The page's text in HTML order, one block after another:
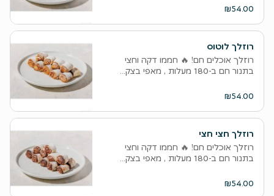
₪54.00
רוזלך לוטוס
רוזלך אוכלים חם! 🔥 חממו דקה וחצי
בתנור חם ב-180 מעלות , מאפי בצק...
₪54.00
רוזלך חצי חצי
רוזלך אוכלים חם! 🔥 חממו דקה וחצי
בתנור חם ב-180 מעלות , מאפי בצק...
₪54.00